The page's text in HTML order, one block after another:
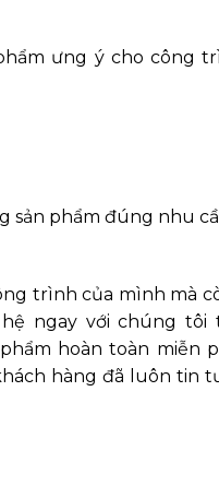
ưng ý cho công
sản phẩm đúng nhu
trình của mình mà
ngay với chúng tôi
hoàn toàn miễn
hàng đã luôn tin